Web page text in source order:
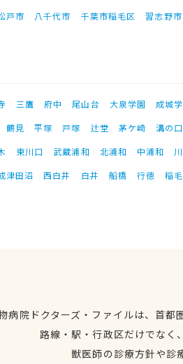
戸市 八千代市 千葉市稲毛区 習志野市
三鷹 府中 尾山台 大泉学園 成城
鶴見 平塚 戸塚 辻堂 茅ケ崎
溝の口
東川口 武蔵浦和 北浦和 中浦和
津田沼 西白井 白井 船橋 行徳 稲毛
病院ドクターズ・ファイルは、首
路線・駅・行政区だけでなく
獣医師の診療方針や診